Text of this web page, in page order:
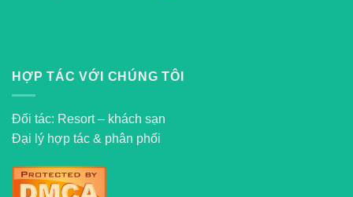
HỢP TÁC VỚI CHÚNG TÔI
Đối tác: Resort – khách sạn
Đại lý hợp tác & phân phối